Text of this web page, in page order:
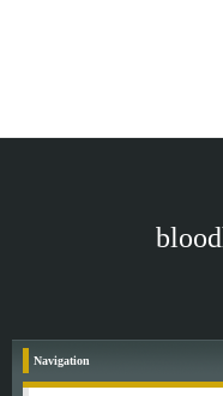
Navigation